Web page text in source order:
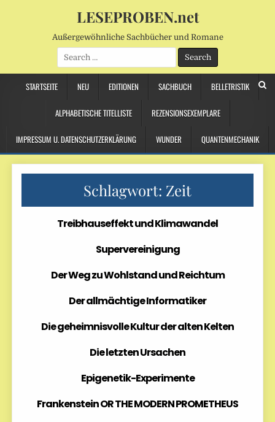
LESEPROBEN.net
Außergewöhnliche Sachbücher und Romane
Search
for:
STARTSEITE NEU EDITIONEN SACHBUCH BELLETRISTIK
ALPHABETISCHE TITELLISTE REZENSIONSEXEMPLARE
IMPRESSUM U. DATENSCHUTZERKLÄRUNG WUNDER QUANTENMECHANIK
Schlagwort: Zeit
Treibhauseffekt und Klimawandel
Supervereinigung
Der Weg zu Wohlstand und Reichtum
Der allmächtige Informatiker
Die geheimnisvolle Kultur der alten Kelten
Die letzten Ursachen
Epigenetik-Experimente
Frankenstein OR THE MODERN PROMETHEUS